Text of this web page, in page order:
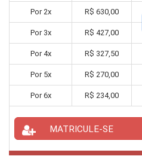
Por2x R$ 630,00
Por 3x R$ 427,00
Por4x R$ 327,50
Por 5x R$ 270,00
Por6x R$ 234,00
MATRICULE-SE